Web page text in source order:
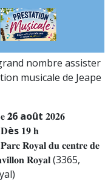
nombre assister
musicale de Jeape
𝟐6 août 𝟐𝟎𝟐𝟔
ès𝟏𝟗 𝐡
𝐑𝐨𝐲𝐚𝐥 𝐝𝐮 𝐜𝐞𝐧𝐭𝐫𝐞 𝐝𝐞
𝐑𝐨𝐲𝐚𝐥 (3365,